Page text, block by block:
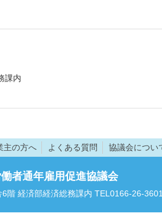
課内
主の方へ よくある質問 協議会につい
者通年雇用促進協議会
階 経済部経済総務課内 TEL0166-26-